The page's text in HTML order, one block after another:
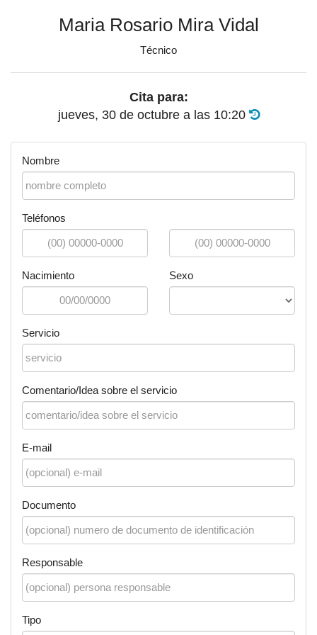
Maria Rosario Mira Vidal
Técnico
Cita para:
jueves, 30 de octubre a las 10:20
Nombre
Teléfonos
Nacimiento Sexo
Servicio
Comentario/Idea sobre el servicio
E-mail
Documento
Responsable
Tipo